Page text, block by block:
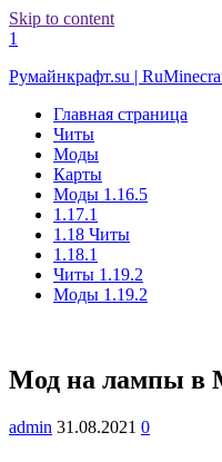
Skip to content
1
Румайнкрафт.su |
Главная страница
Читы
Моды
Карты
Моды 1.16.5
1.17.1
1.18 Читы
1.18.1
Читы 1.19.2
Моды 1.19.2
Мод на лампы в
admin 31.08.2021 0